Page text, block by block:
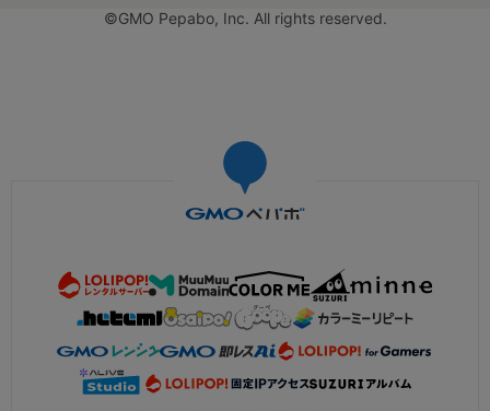
©GMO Pepabo, Inc. All rights reserved.